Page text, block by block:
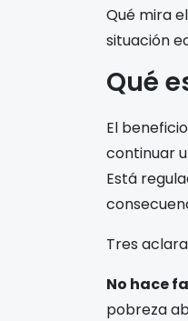
Qué mira
situación
Qué
El
continuar
Está
Tres
No hace
pobreza